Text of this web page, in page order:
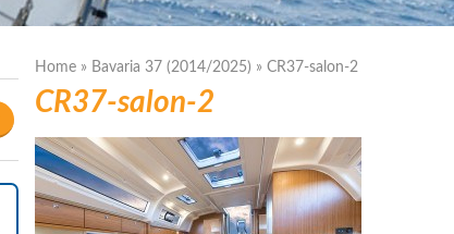
Home » Bavaria 37 (2014/2025) » CR37-salon-2
CR37-salon-2